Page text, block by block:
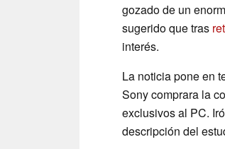
gozado de un
sugerido que tras
interés.
La noticia pone en
Sony comprara la
exclusivos al PC.
descripción del